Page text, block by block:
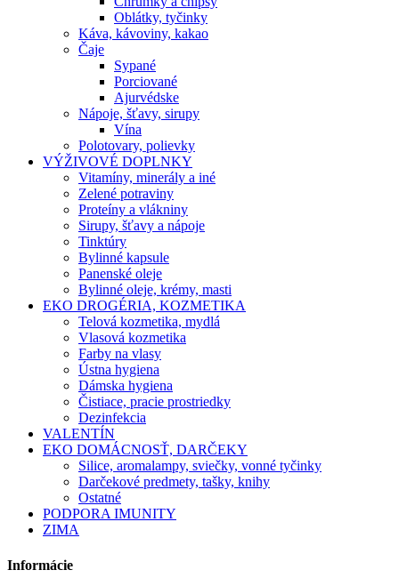
Oblátky, tyčinky
Káva, kávoviny, kakao
Čaje
Sypané
Porciované
Ajurvédske
Nápoje, šťavy, sirupy
Vína
Polotovary, polievky
VÝŽIVOVÉ DOPLNKY
Vitamíny, minerály a iné
Zelené potraviny
Proteíny a vlákniny
Sirupy, šťavy a nápoje
Tinktúry
Bylinné kapsule
Panenské oleje
Bylinné oleje, krémy, masti
EKO DROGÉRIA, KOZMETIKA
Telová kozmetika, mydlá
Vlasová kozmetika
Farby na vlasy
Ústna hygiena
Dámska hygiena
Čistiace, pracie prostriedky
Dezinfekcia
VALENTÍN
EKO DOMÁCNOSŤ, DARČEKY
Silice, aromalampy, sviečky, vonné tyčinky
Darčekové predmety, tašky, knihy
Ostatné
PODPORA IMUNITY
ZIMA
Informácie